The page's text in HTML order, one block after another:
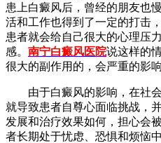
患上白癜风后，曾经的朋友也
活和工作也得到了一定的打击
患者就会给自己很大的心理压
感。 南宁白癜风医院说这样的
很大的副作用的，会严重的影
由于白癜风的影响，在社会
就导致患者自尊心面临挑战，
发展和治疗效果如何，担心会
者长期处于忧虑、恐惧和烦恼